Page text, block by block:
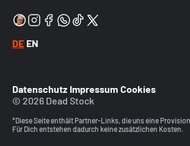
DE EN
Datenschutz Impressum Cookies
© 2026 Dead Stock
*Diese Seite enthält Partner-Links, die uns eine
Für Dich entstehen dadurch keine zusätzlichen Kosten.